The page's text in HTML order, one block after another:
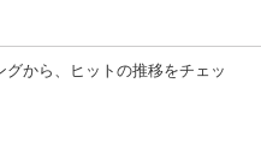
グから、ヒットの推移をチェッ